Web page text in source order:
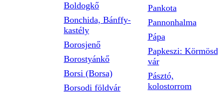
Boldogkő
Bonchida, Bánffy-
kastély
Borosjenő
Borostyánkő
Borsi (Borsa)
Borsodi földvár
Pankota
Pannonhalma
Pápa
Papkeszi: Körmösd
vár
Pásztó,
kolostorrom